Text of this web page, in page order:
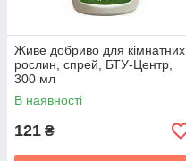
Живе добриво для кімнатних
рослин, спрей, БТУ-Центр,
300 мл
В наявності
121 ₴